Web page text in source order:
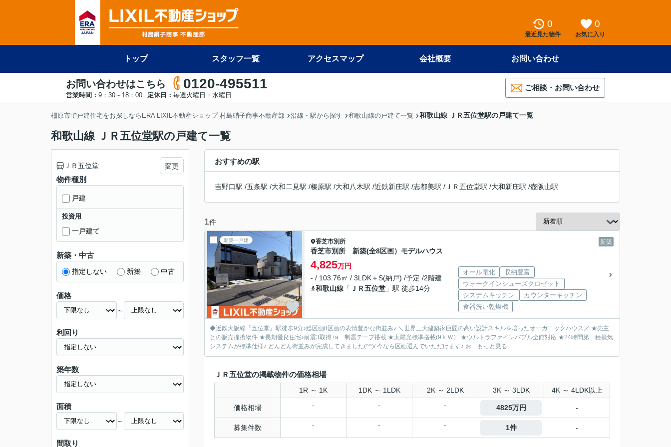
0
最近見た物件
0
お気に入り
トップ スタッフ一覧 アクセスマップ 会社概要 お問い合わせ
お問い合わせはこちら 0120-495511
営業時間： 9：30～18：00 定休日： 毎週火曜日・水曜日
ご相談・お問い合わせ
橿原市で戸建住宅をお探しならERA LIXIL不動産ショップ 村島硝子商事不動産部 沿線・駅から探す 和歌山線の戸建て一覧 和歌山線 ＪＲ五位堂駅の戸建て一覧
和歌山線 ＪＲ五位堂駅の戸建て一覧
おすすめの駅
吉野口駅 /五条駅 /大和二見駅 /榛原駅 /大和八木駅 /近鉄新庄駅 /志都美駅 / ＪＲ五位堂駅 /大和新庄駅 /壺阪山駅
1件
新築一戸建 新築
香芝市別所
香芝市別所 新築(全8区画）モデルハウス
4,825万円
- / 103.76㎡ / 3LDK＋S(納戸) /予定 /2階建
和歌山線 「 ＪＲ五位堂 」駅 徒歩14分
オール電化
収納豊富
ウォークインシューズクロゼット
システムキッチン
カウンターキッチン
食器洗い乾燥機
◆近鉄大阪線『五位堂』駅徒歩9分♪総区画8区画の表情豊かな街並み♪ ＼世界三大建築家巨匠の高い設計スキルを培ったオーガニックハウス／ ★売主
との販売提携物件 ★長期優良住宅♪耐震3取得+a 制震テープ搭載 ★太陽光標準搭載(9ｋＷ） ★ウルトラファインバブル全館対応 ★24時間第一種換気
システムが標準仕様♪ どんどん街並みが完成してきました(^^)/ 今なら区画選んでいただけます♪ お... もっと見る
ＪＲ五位堂の掲載物件の価格相場
1R ～ 1K 1DK ～ 1LDK 2K ～ 2LDK 3K ～ 3LDK 4K ～ 4LDK以上
価格相場 - - - 4825万円 -
募集件数 - - - 1件 -
ＪＲ五位堂 変更
物件種別
戸建
投資用
一戸建て
新築・中古
指定しない 新築 中古
価格
～
利回り
築年数
面積
～
間取り